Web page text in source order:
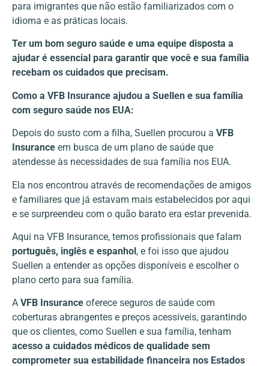
para imigrantes que não estão familiarizados com o
idioma e as práticas locais.
Ter um bom seguro saúde e uma equipe disposta a
ajudar é essencial para garantir que você e sua família
recebam os cuidados que precisam.
Como a VFB Insurance ajudou a Suellen e sua família
com seguro saúde nos EUA:
Depois do susto com a filha, Suellen procurou a VFB
Insurance em busca de um plano de saúde que
atendesse às necessidades de sua família nos EUA.
Ela nos encontrou através de recomendações de amigos
e familiares que já estavam mais estabelecidos por aqui
e se surpreendeu com o quão barato era estar prevenida.
Aqui na VFB Insurance, temos profissionais que falam
português, inglês e espanhol, e foi isso que ajudou
Suellen a entender as opções disponíveis e escolher o
plano certo para sua família.
A VFB Insurance oferece seguros de saúde com
coberturas abrangentes e preços acessíveis, garantindo
que os clientes, como Suellen e sua família, tenham
acesso a cuidados médicos de qualidade sem
comprometer sua estabilidade financeira nos Estados